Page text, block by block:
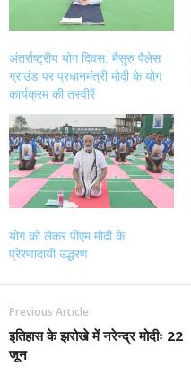
अंतर्राष्ट्रीय योग दिवस: मैसुरु पैलेस
ग्राउंड पर प्रधानमंत्री मोदी के योग
कार्यक्रम की तस्वीरें
योग को लेकर पीएम मोदी के
प्रेरणादायी उद्धरण
Previous Article
इतिहास के झरोखे में नरेन्द्र मोदीः 22
जून